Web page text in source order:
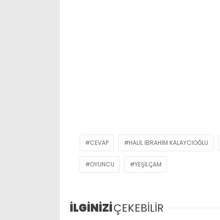
CEVAP HALIL İBRAHIM KALAYCIOĞLU
OYUNCU YEŞILÇAM
İLGİNİZİÇEKEBİLİR